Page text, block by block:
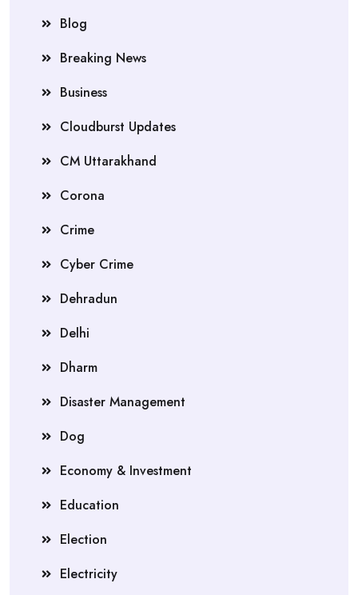
Blog
Breaking News
Business
Cloudburst Updates
CM Uttarakhand
Corona
Crime
Cyber Crime
Dehradun
Delhi
Dharm
Disaster Management
Dog
Economy & Investment
Education
Election
Electricity